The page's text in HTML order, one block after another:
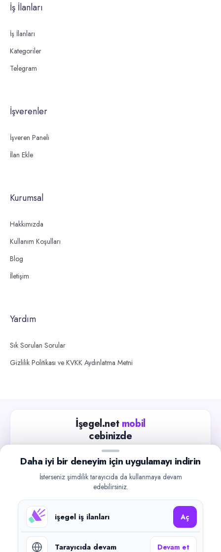
İş İlanları
İş İlanları
Kategoriler
Telegram
İşverenler
İşveren Paneli
İlan Ekle
Kurumsal
Hakkımızda
Kullanım Koşulları
Blog
İletişim
Yardım
Sık Sorulan Sorular
Gizlilik Politikası ve KVKK Aydınlatma Metni
İşegel.net mobil
cebinizde
Güncel iş ilanlarını takip edin, işverenlerle hızlıca
iletişime geçin.
Google Play
©2026işegel.net. Tüm hakları saklıdır.
Daha iyi bir deneyim için uygulamayı indirin
İsterseniz şimdilik tarayıcıda da kullanmaya devam
edebilirsiniz.
işegel iş ilanları Aç
Tarayıcıda devam Devam et